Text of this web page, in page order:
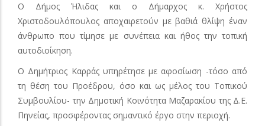
Ο Δήμος Ήλιδας και ο Δήμαρχος κ. Χρήστος
Χριστοδουλόπουλος αποχαιρετούν με βαθιά θλίψη έναν
άνθρωπο που τίμησε με συνέπεια και ήθος την τοπική
αυτοδιοίκηση.
Ο Δημήτριος Καρράς υπηρέτησε με αφοσίωση -τόσο από
τη θέση του Προέδρου, όσο και ως μέλος του Τοπικού
Συμβουλίου- την Δημοτική Κοινότητα Μαζαρακίου της Δ.Ε.
Πηνείας, προσφέροντας σημαντικό έργο στην περιοχή.